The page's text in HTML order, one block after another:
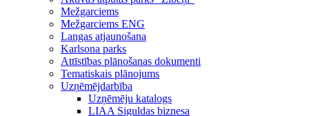
Mežgarciems
Mežgarciems ENG
Langas atjaunošana
Karlsona parks
Attīstības plānošanas dokumenti
Tematiskais plānojums
Uzņēmējdarbība
Uzņēmēju katalogs
LIAA Siguldas biznesa